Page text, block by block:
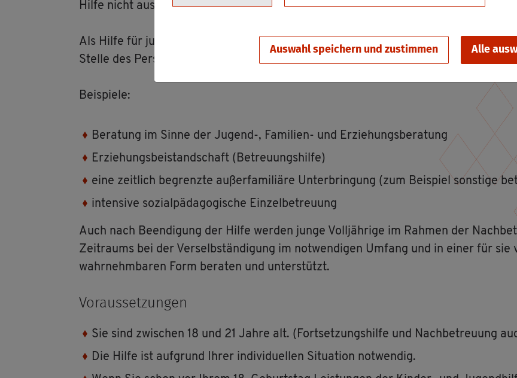
Auswahl speichern und zustimmen Alle
Hilfe nicht aus.
Als Hilfe für junge Voll­jäh­ri­ge sind die Hil­fen mög­lich, so­fern diese für junge
Stel­le des Per­so­nen­sor­ge­be­rech­tig­ten oder des Kin­des be­zie­hungs­wei­se
Bei­spie­le:
Be­ra­tung im Sinne der Ju­gend-, Fa­mi­li­en- und Er­zie­hungs­be­ra­tung
Er­zie­hungs­bei­stand­schaft (Be­treu­ungs­hil­fe)
eine zeit­lich be­grenz­te au­ßer­fa­mi­liä­re Un­ter­brin­gung (zum Bei­spiel sons­ti­ge
in­ten­si­ve so­zi­al­päd­ago­gi­sche Ein­zel­be­treu­ung
Auch nach Be­en­di­gung der Hilfe wer­den junge Voll­jäh­ri­ge im Rah­men der
Zeit­raums bei der Ver­selb­stän­di­gung im not­wen­di­gen Um­fang und in einer für
wahr­nehm­ba­ren Form be­ra­ten und un­ter­stützt.
Vor­aus­set­zun­gen
Sie sind zwi­schen 18 und 21 Jahre alt. (Fort­set­zungs­hil­fe und Nach­be­treu­ung
Die Hilfe ist auf­grund Ihrer in­di­vi­du­el­len Si­tua­ti­on not­wen­dig.